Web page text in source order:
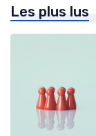
Les plus lus